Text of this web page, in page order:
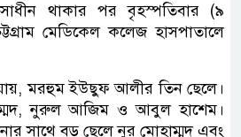
থাকার পর বৃহস্পতিবার (৯
মেডিকেল কলেজ হাসপাতালে
যায়, মরহুম ইউছুফ আলীর তিন ছেলে।
নুরুল আজিম ও আবুল হাশেম।
সাথে বড় ছেলে নুর মোহাম্মদ এবং